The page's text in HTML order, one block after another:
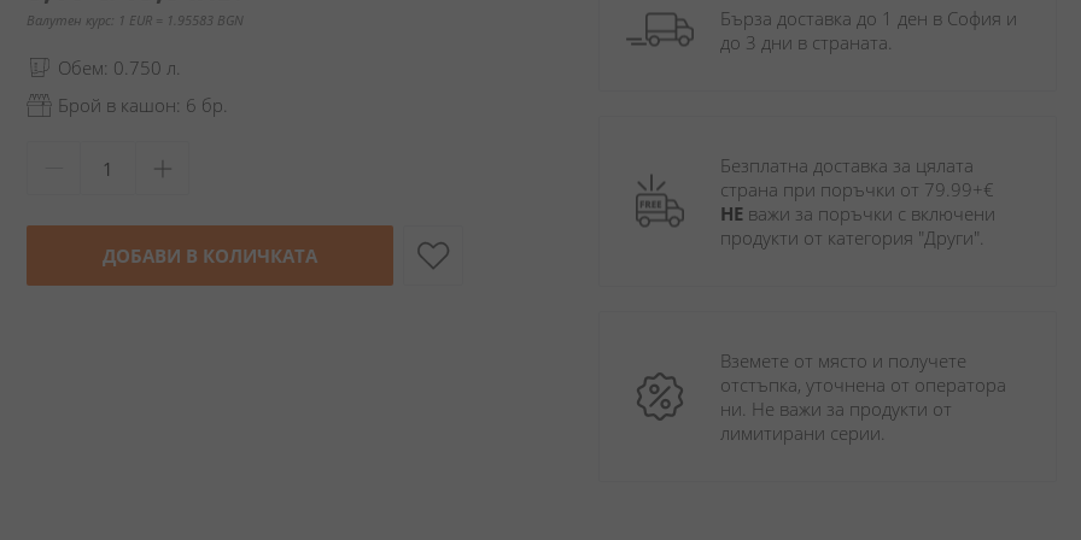
Валутен курс: 1 EUR = 1.95583 BGN
Обем: 0.750 л.
Брой в кашон: 6 бр.
ДОБАВИ В КОЛИЧКАТА
Бърза доставка до 1 ден в София и
до 3 дни в страната.
Безплатна доставка за цялата
НЕ важи за поръчки с включени
продукти от категория "Други".
Вземете от място и получете
отстъпка, уточнена от оператора
ни. Не важи за продукти от
лимитирани серии.